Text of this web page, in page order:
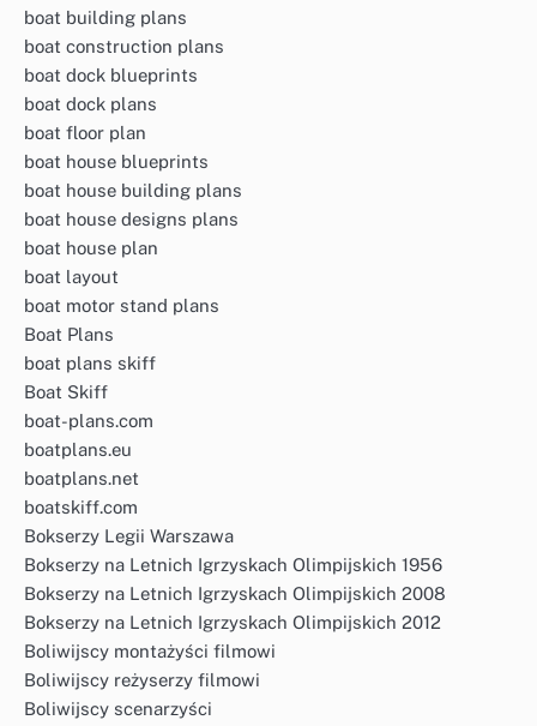
boat building plans
boat construction plans
boat dock blueprints
boat dock plans
boat floor plan
boat house blueprints
boat house building plans
boat house designs plans
boat house plan
boat layout
boat motor stand plans
Boat Plans
boat plans skiff
Boat Skiff
boat-plans.com
boatplans.eu
boatplans.net
boatskiff.com
Bokserzy Legii Warszawa
Bokserzy na Letnich Igrzyskach Olimpijskich 1956
Bokserzy na Letnich Igrzyskach Olimpijskich 2008
Bokserzy na Letnich Igrzyskach Olimpijskich 2012
Boliwijscy montażyści filmowi
Boliwijscy reżyserzy filmowi
Boliwijscy scenarzyści